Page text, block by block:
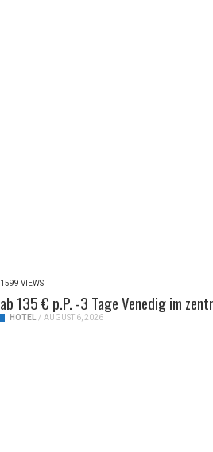
1599 VIEWS
ab 135 € p.P. -3 Tage Venedig im
HOTEL / AUGUST 6, 2026